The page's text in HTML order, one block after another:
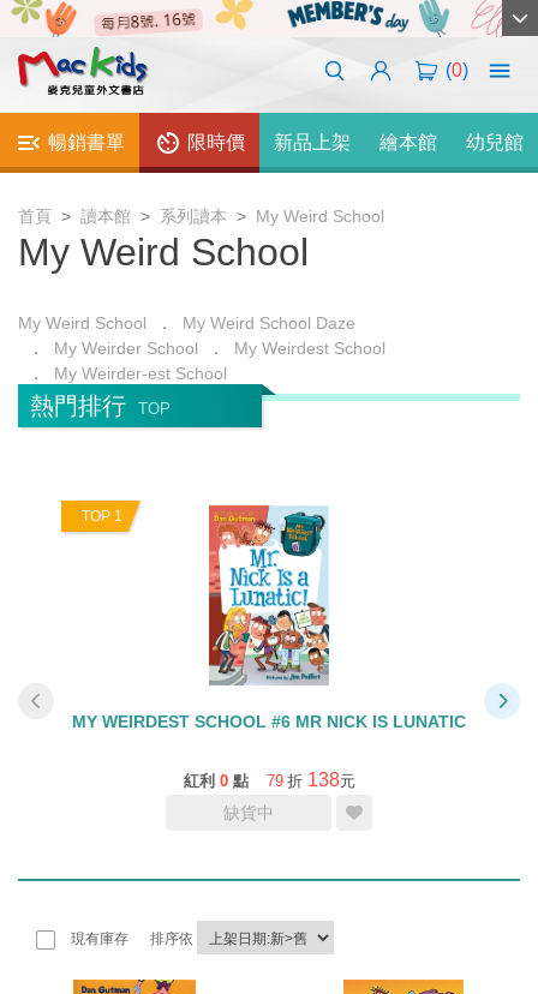
(0)
暢銷書單 限時價 新品上架 繪本館 幼兒館
首頁 讀本館 系列讀本 My Weird School
My Weird School
My Weird School
My Weird School Daze
My Weirder School
My Weirdest School
My Weirder-est School
熱門排行 TOP
TOP 1
MY WEIRDEST SCHOOL #6 MR NICK IS LUNATIC
紅利 0 點 79 折 138元
缺貨中
現有庫存 排序依